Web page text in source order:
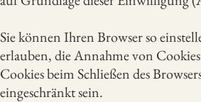
Sie können Ihren Browser so
erlauben, die Annahme von
Cookies beim Schließen des
eingeschränkt sein.